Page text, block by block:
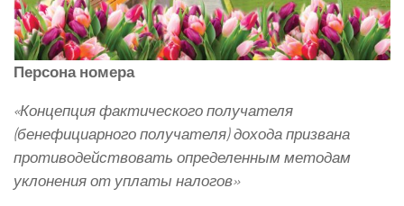
Персона номера
«Концепция фактического получателя
(бенефициарного получателя) дохода призвана
противодействовать определенным методам
уклонения от уплаты налогов»